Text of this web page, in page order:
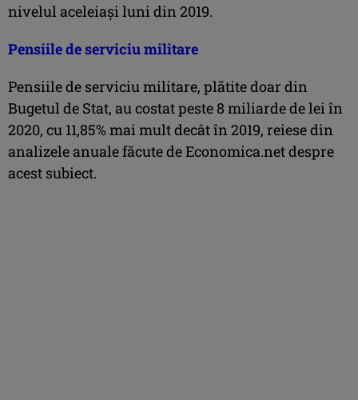
nivelul aceleiaşi luni din 2019.
Pensiile de serviciu militare
Pensiile de serviciu militare, plătite doar din
Bugetul de Stat, au costat peste 8 miliarde de lei în
2020, cu 11,85% mai mult decât în 2019, reiese din
analizele anuale făcute de Economica.net despre
acest subiect.